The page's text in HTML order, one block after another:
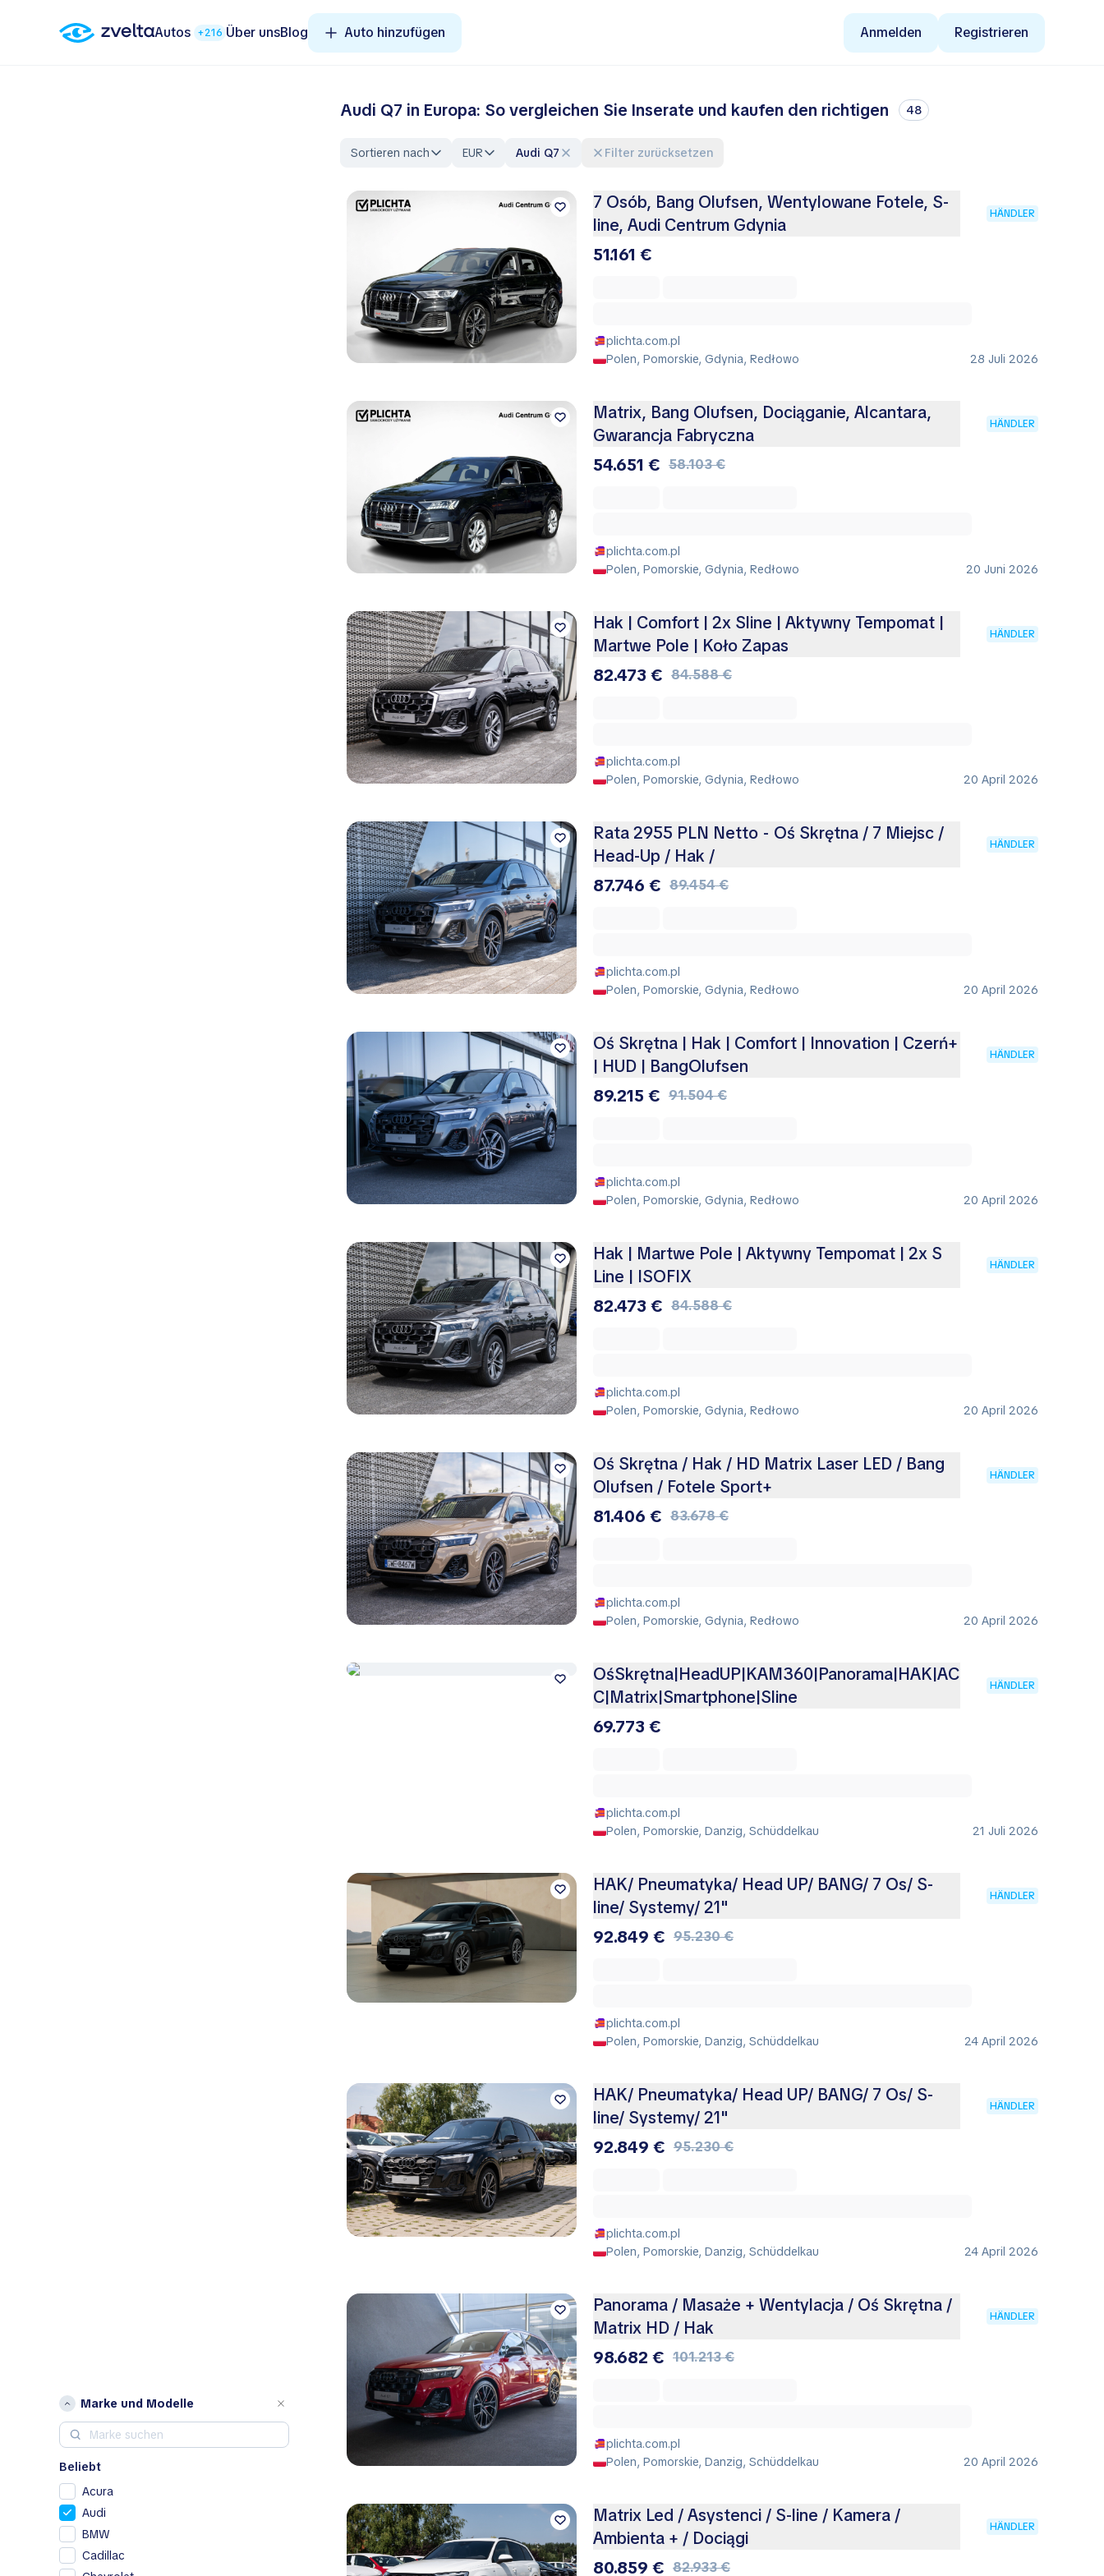
Autos +216 Über unsBlog Auto hinzufügen Anmelden Registrieren
Marke und Modelle
Beliebt
Acura
Audi
BMW
Cadillac
Audi Q7 in Europa: So vergleichen Sie Inserate und kaufen den richtigen 48
Sortieren nach EUR Audi Q7 Filter zurücksetzen
7 Osób, Bang Olufsen, Wentylowane Fotele, S-
line, Audi Centrum Gdynia
HÄNDLER
51.161 €
plichta.com.pl
Polen, Pomorskie, Gdynia, Redłowo
28 Juli 2026
Matrix, Bang Olufsen, Dociąganie, Alcantara,
Gwarancja Fabryczna
HÄNDLER
54.651 € 58.103 €
plichta.com.pl
Polen, Pomorskie, Gdynia, Redłowo
20 Juni 2026
Hak | Comfort | 2x Sline | Aktywny Tempomat |
Martwe Pole | Koło Zapas
HÄNDLER
82.473 € 84.588 €
plichta.com.pl
Polen, Pomorskie, Gdynia, Redłowo
20 April 2026
Rata 2955 PLN Netto - Oś Skrętna / 7 Miejsc /
Head-Up / Hak /
HÄNDLER
87.746 € 89.454 €
plichta.com.pl
Polen, Pomorskie, Gdynia, Redłowo
20 April 2026
Oś Skrętna | Hak | Comfort | Innovation | Czerń+
| HUD | BangOlufsen
HÄNDLER
89.215 € 91.504 €
plichta.com.pl
Polen, Pomorskie, Gdynia, Redłowo
20 April 2026
Hak | Martwe Pole | Aktywny Tempomat | 2x S
Line | ISOFIX
HÄNDLER
82.473 € 84.588 €
plichta.com.pl
Polen, Pomorskie, Gdynia, Redłowo
20 April 2026
Oś Skrętna / Hak / HD Matrix Laser LED / Bang
Olufsen / Fotele Sport+
HÄNDLER
81.406 € 83.678 €
plichta.com.pl
Polen, Pomorskie, Gdynia, Redłowo
20 April 2026
OśSkrętna|HeadUP|KAM360|Panorama|HAK|AC
C|Matrix|Smartphone|Sline
HÄNDLER
69.773 €
plichta.com.pl
Polen, Pomorskie, Danzig, Schüddelkau
21 Juli 2026
HAK/ Pneumatyka/ Head UP/ BANG/ 7 Os/ S-
line/ Systemy/ 21"
HÄNDLER
92.849 € 95.230 €
plichta.com.pl
Polen, Pomorskie, Danzig, Schüddelkau
24 April 2026
HAK/ Pneumatyka/ Head UP/ BANG/ 7 Os/ S-
line/ Systemy/ 21"
HÄNDLER
92.849 € 95.230 €
plichta.com.pl
Polen, Pomorskie, Danzig, Schüddelkau
24 April 2026
Panorama / Masaże + Wentylacja / Oś Skrętna /
Matrix HD / Hak
HÄNDLER
98.682 € 101.213 €
plichta.com.pl
Polen, Pomorskie, Danzig, Schüddelkau
20 April 2026
Matrix Led / Asystenci / S-line / Kamera /
Ambienta + / Dociągi
HÄNDLER
80.859 € 82.933 €